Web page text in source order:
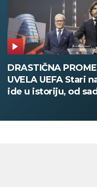
DRASTIČNA
UVELA UEFA Stari
ide u istoriju, od